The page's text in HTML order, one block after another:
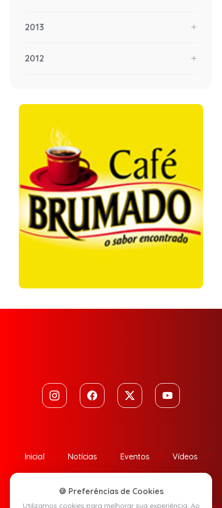
2013
2012
Inicial Notícias Eventos Vídeos
🍪 Preferências de Cookies
Utilizamos cookies para melhorar sua experiência. Ao